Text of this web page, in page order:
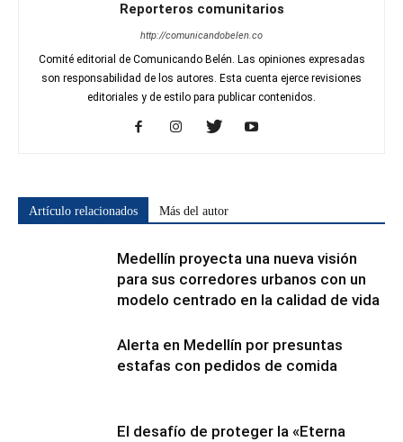
Reporteros comunitarios
http://comunicandobelen.co
Comité editorial de Comunicando Belén. Las opiniones expresadas
son responsabilidad de los autores. Esta cuenta ejerce revisiones
editoriales y de estilo para publicar contenidos.
Artículo relacionados Más del autor
Medellín proyecta una nueva visión
para sus corredores urbanos con un
modelo centrado en la calidad de vida
Alerta en Medellín por presuntas
estafas con pedidos de comida
El desafío de proteger la «Eterna